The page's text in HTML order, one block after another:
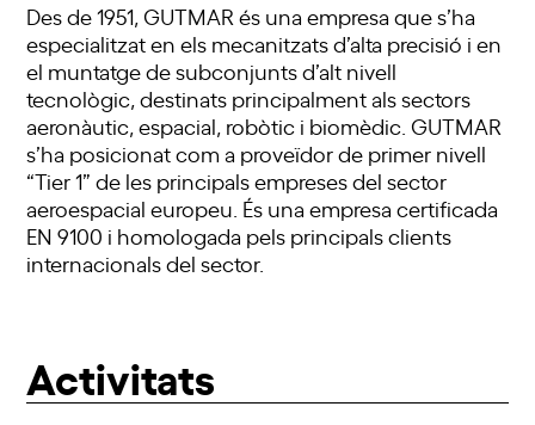
Des de 1951, GUTMAR és una empresa que s’ha
especialitzat en els mecanitzats d’alta precisió i en
el muntatge de subconjunts d’alt nivell
tecnològic, destinats principalment als sectors
aeronàutic, espacial, robòtic i biomèdic. GUTMAR
s’ha posicionat com a proveïdor de primer nivell
“Tier 1” de les principals empreses del sector
aeroespacial europeu. És una empresa certificada
EN 9100 i homologada pels principals clients
internacionals del sector.
Activitats